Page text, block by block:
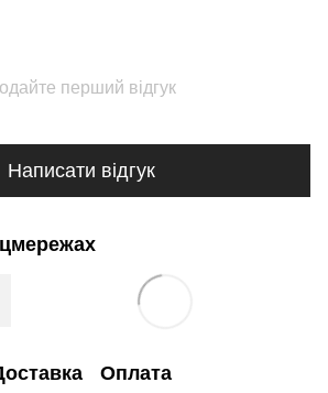
перший відгук
Написати відгук
Оплата